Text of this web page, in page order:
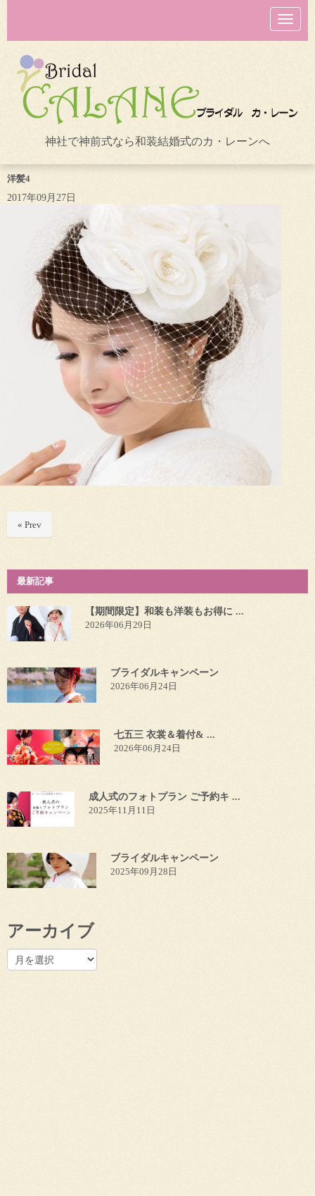
N
a
v
o
n
神社で神前式なら和装結婚式のカ・レーンへ
洋髪4
2017年09月27日
« Prev
最新記事
【期間限定】和装も洋装もお得に ...
2026年06月29日
ブライダルキャンペーン
2026年06月24日
七五三 衣裳＆着付& ...
2026年06月24日
成人式のフォトプラン ご予約キ ...
2025年11月11日
ブライダルキャンペーン
2025年09月28日
アーカイブ